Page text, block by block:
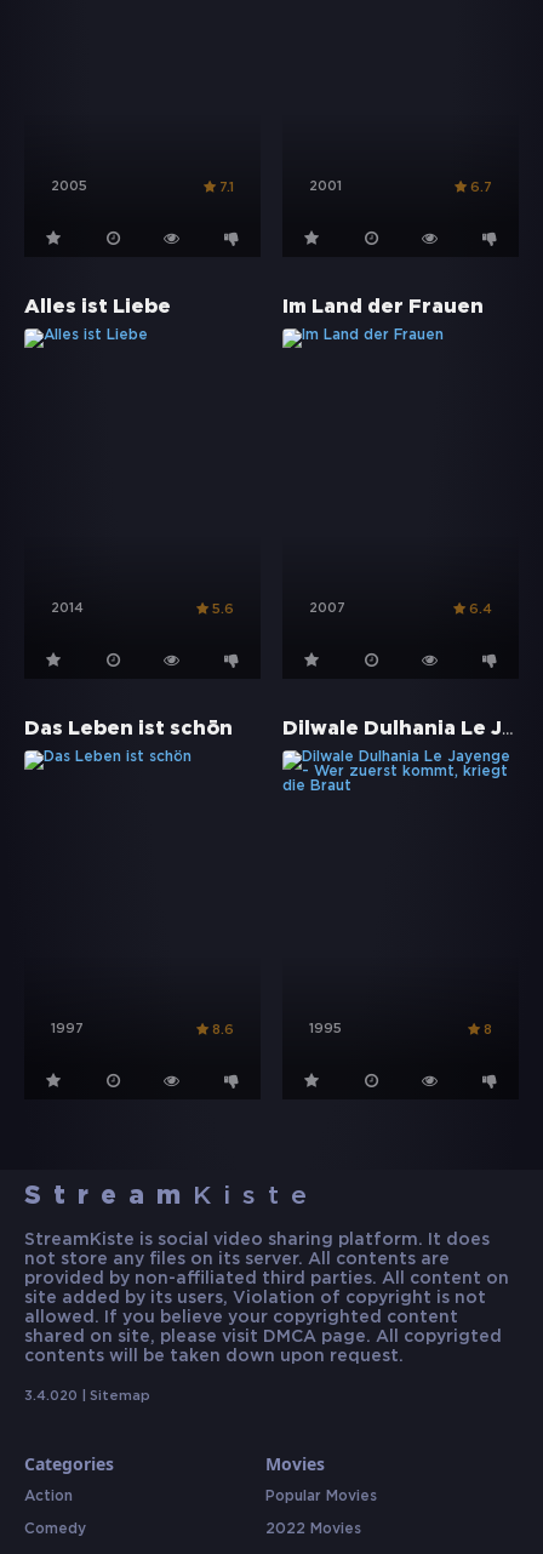
2005 7.1 2001 6.7
Alles ist Liebe
2014 5.6
Im Land der Frauen
2007 6.4
Das Leben ist schön
1997 8.6
Dilwale Dulhania Le Jayenge - Wer zuerst kommt, kriegt die Braut
1995 8
Stream Kiste
StreamKiste is social video sharing platform. It does
not store any files on its server. All contents are
provided by non-affiliated third parties. All content on
site added by its users, Violation of copyright is not
allowed. If you believe your copyrighted content
shared on site, please visit DMCA page. All copyrigted
contents will be taken down upon request.
3.4.020 | Sitemap
Categories
Action
Comedy
Movies
Popular Movies
2022 Movies